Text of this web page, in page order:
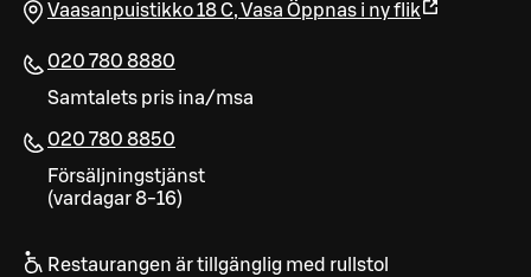
Vaasanpuistikko 18 C,Vasa Öppnas i ny flik
020 780 8880
Samtalets pris ina/msa
020 780 8850
Försäljningstjänst
(vardagar 8-16)
Restaurangen är tillgänglig med rullstol